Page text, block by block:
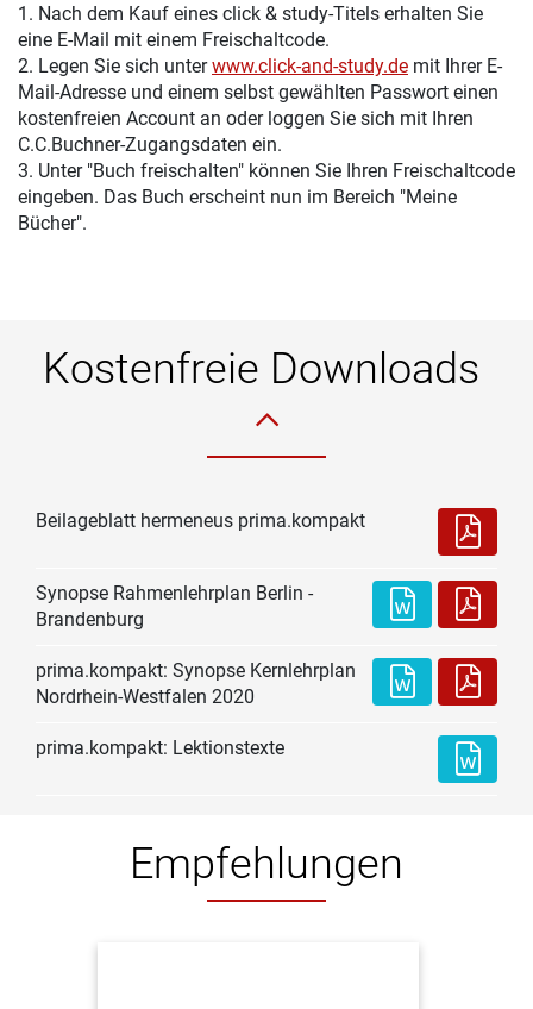
1. Nach dem Kauf eines click & study-Titels erhalten Sie
eine E-Mail mit einem Freischaltcode.
2. Legen Sie sich unterwww.click-and-study.de mit Ihrer E-
Mail-Adresse und einem selbst gewählten Passwort einen
kostenfreien Account an oder loggen Sie sich mit Ihren
C.C.Buchner-Zugangsdaten ein.
3. Unter "Buch freischalten" können Sie Ihren Freischaltcode
eingeben. Das Buch erscheint nun im Bereich "Meine
Bücher".
Kostenfreie Downloads
Beilageblatt hermeneus prima.kompakt
Synopse Rahmenlehrplan Berlin -
Brandenburg
prima.kompakt: Synopse Kernlehrplan
Nordrhein-Westfalen 2020
prima.kompakt: Lektionstexte
Empfehlungen